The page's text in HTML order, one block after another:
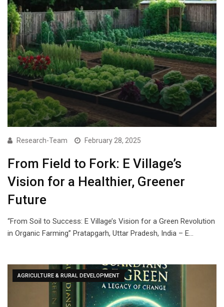
Research-Team February 28, 2025
From Field to Fork: E Village’s
Vision for a Healthier, Greener
Future
“From Soil to Success: E Village’s Vision for a Green Revolution
in Organic Farming” Pratapgarh, Uttar Pradesh, India – E…
AGRICULTURE & RURAL DEVELOPMENT